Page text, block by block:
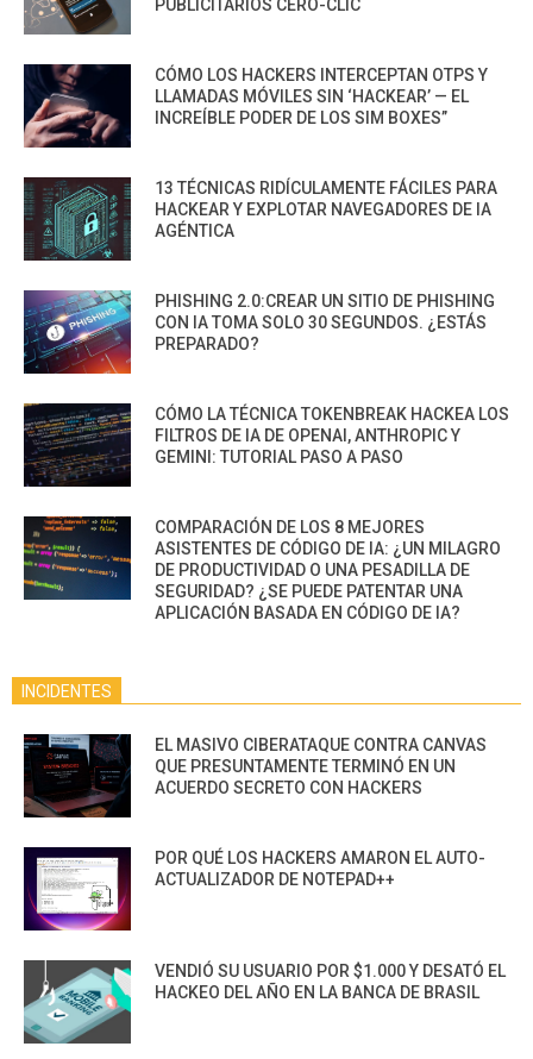
PUBLICITARIOS CERO-CLIC
CÓMO LOS HACKERS INTERCEPTAN OTPS Y
LLAMADAS MÓVILES SIN ‘HACKEAR’ — EL
INCREÍBLE PODER DE LOS SIM BOXES”
13 TÉCNICAS RIDÍCULAMENTE FÁCILES PARA
HACKEAR Y EXPLOTAR NAVEGADORES DE IA
AGÉNTICA
PHISHING 2.0:CREAR UN SITIO DE PHISHING
CON IA TOMA SOLO 30 SEGUNDOS. ¿ESTÁS
PREPARADO?
CÓMO LA TÉCNICA TOKENBREAK HACKEA LOS
FILTROS DE IA DE OPENAI, ANTHROPIC Y
GEMINI: TUTORIAL PASO A PASO
COMPARACIÓN DE LOS 8 MEJORES
ASISTENTES DE CÓDIGO DE IA: ¿UN MILAGRO
DE PRODUCTIVIDAD O UNA PESADILLA DE
SEGURIDAD? ¿SE PUEDE PATENTAR UNA
APLICACIÓN BASADA EN CÓDIGO DE IA?
INCIDENTES
EL MASIVO CIBERATAQUE CONTRA CANVAS
QUE PRESUNTAMENTE TERMINÓ EN UN
ACUERDO SECRETO CON HACKERS
POR QUÉ LOS HACKERS AMARON EL AUTO-
ACTUALIZADOR DE NOTEPAD++
VENDIÓ SU USUARIO POR $1.000 Y DESATÓ EL
HACKEO DEL AÑO EN LA BANCA DE BRASIL